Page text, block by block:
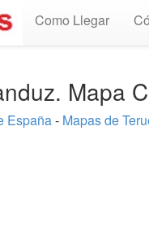
Como Llegar
Mapa
España- Mapas de